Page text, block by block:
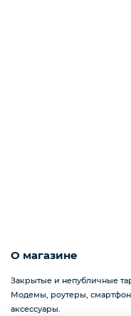
О магазине
Закрытые и непубличные
Модемы, роутеры,
аксессуары.